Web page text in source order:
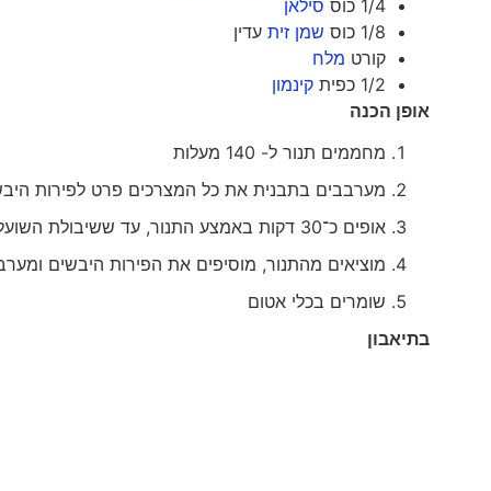
1/4 כוס
סילאן
1/8 כוס
שמן זית עדין
קורט מלח
1/2 כפית
קינמון
אופן הכנה
מחממים תנור ל- 140 מעלות
מערבבים בתבנית את כל המצרכים פרט לפירות
אופים כ־30 דקות באמצע התנור, עד ששיבולת השועל מזהיבה
מוציאים מהתנור, מוסיפים את הפירות היבשים
שומרים בכלי אטום
בתיאבון